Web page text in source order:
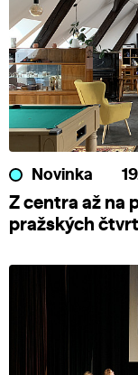
Novinka
Z centra až na
pražských